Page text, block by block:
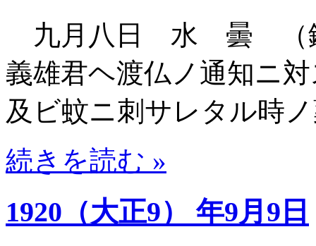
九月八日 水 曇 （
義雄君ヘ渡仏ノ通知ニ
及ビ蚊ニ刺サレタル時
続きを読む »
1920（大正9） 年9月9日